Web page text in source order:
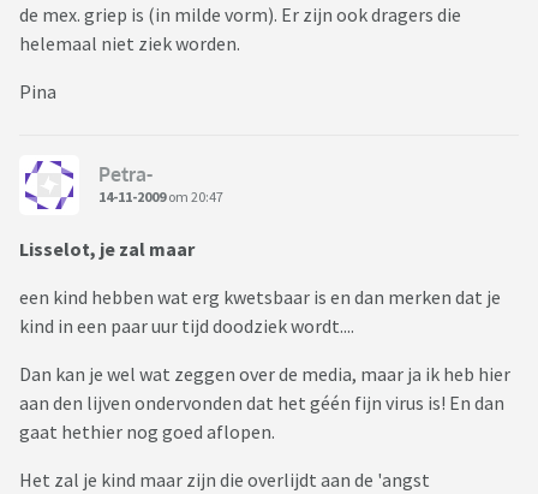
de mex. griep is (in milde vorm). Er zijn ook dragers die
helemaal niet ziek worden.
Pina
Petra-
14-11-2009om 20:47
Lisselot, je zal maar
een kind hebben wat erg kwetsbaar is en dan merken dat je
kind in een paar uur tijd doodziek wordt....
Dan kan je wel wat zeggen over de media, maar ja ik heb hier
aan den lijven ondervonden dat het géén fijn virus is! En dan
gaat hethier nog goed aflopen.
Het zal je kind maar zijn die overlijdt aan de 'angst